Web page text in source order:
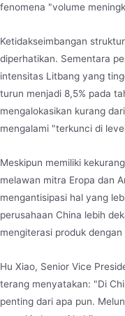
fenomena "volume
Ketidakseimbangan
diperhatikan. Sementara
intensitas Litbang yang
turun menjadi 8,5% pada
mengalokasikan kurang
mengalami "terkunci di
Meskipun memiliki
melawan mitra Eropa dan
mengantisipasi hal yang
perusahaan China lebih
mengiterasi produk dengan
Hu Xiao, Senior Vice
terang menyatakan: "Di
penting dari apa pun.